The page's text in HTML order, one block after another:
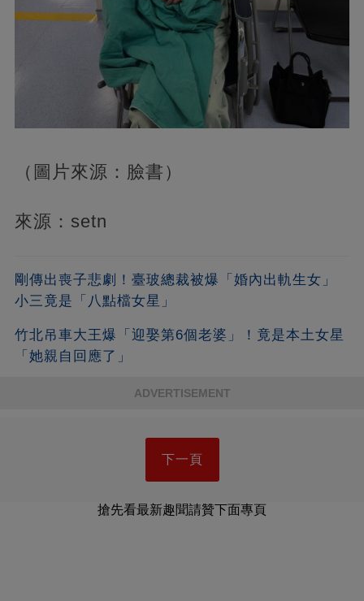
（圖片來源：臉書）
來源：setn
剛傳出喪子悲劇！臺玻總裁被爆「婚內出軌生女」
小三竟是「八點檔女星」
竹北吊車大王爆「迎娶第6個老婆」！竟是本土女星
「她親自回應了」
ADVERTISEMENT
下一頁
搶先看最新趣聞請贊下面專頁